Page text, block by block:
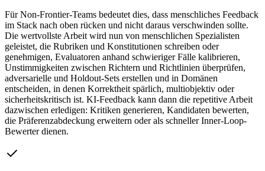
Für Non-Frontier-Teams bedeutet dies, dass menschliches Feedback
im Stack nach oben rücken und nicht daraus verschwinden sollte.
Die wertvollste Arbeit wird nun von menschlichen Spezialisten
geleistet, die Rubriken und Konstitutionen schreiben oder
genehmigen, Evaluatoren anhand schwieriger Fälle kalibrieren,
Unstimmigkeiten zwischen Richtern und Richtlinien überprüfen,
adversarielle und Holdout-Sets erstellen und in Domänen
entscheiden, in denen Korrektheit spärlich, multiobjektiv oder
sicherheitskritisch ist. KI-Feedback kann dann die repetitive Arbeit
dazwischen erledigen: Kritiken generieren, Kandidaten bewerten,
die Präferenzabdeckung erweitern oder als schneller Inner-Loop-
Bewerter dienen.